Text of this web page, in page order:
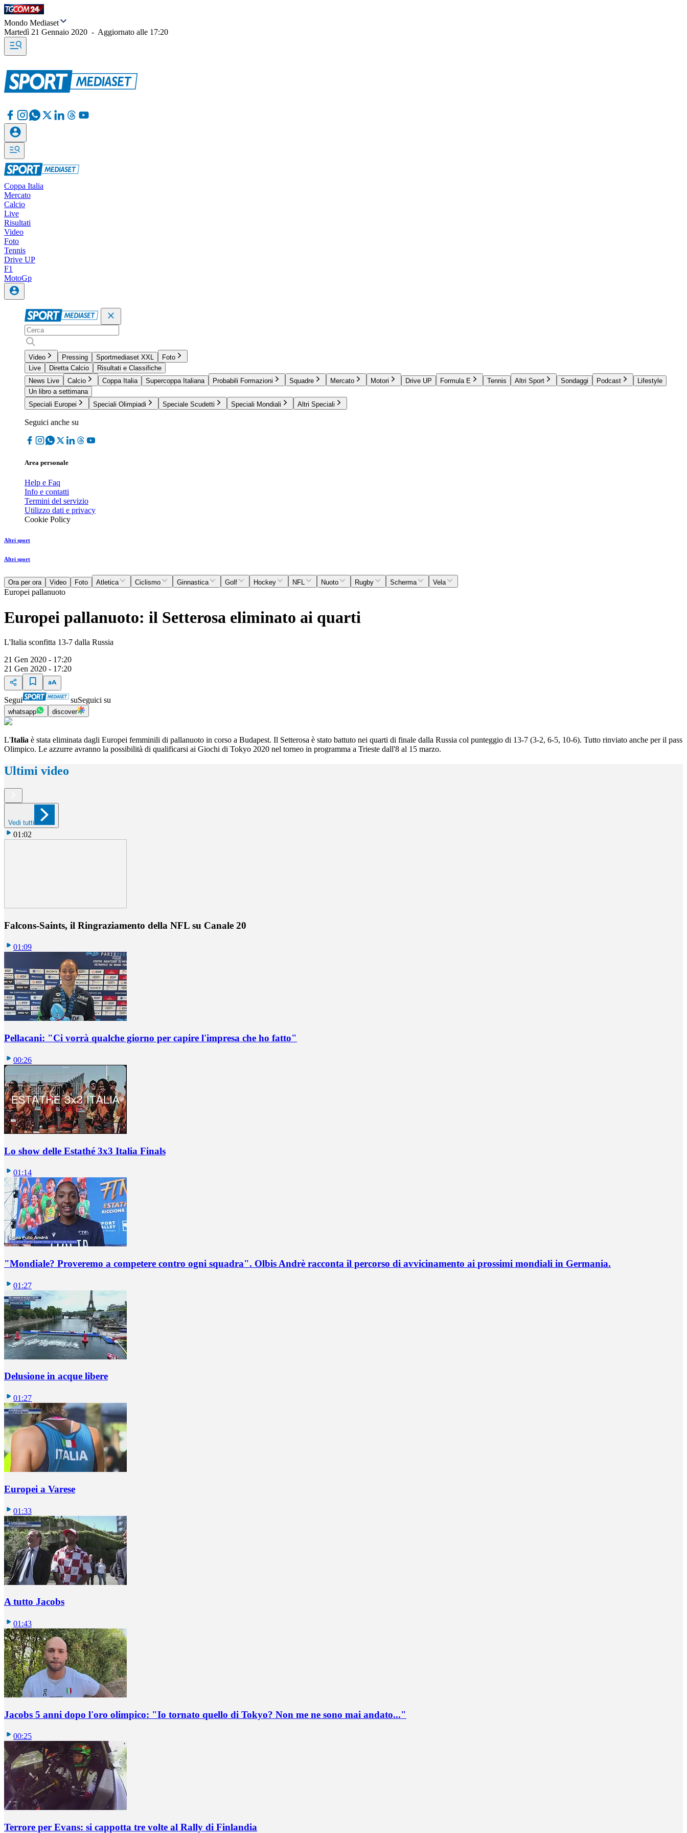
Mondo Mediaset
Martedì 21 Gennaio 2020 - Aggiornato alle 17:20
Coppa Italia
Mercato
Calcio
Live
Risultati
Video
Foto
Tennis
Drive UP
F1
MotoGp
Video Pressing Sportmediaset XXL
Foto
Live
Diretta Calcio
Risultati e Classifiche
News Live
Calcio Coppa Italia Supercoppa Italiana Probabili Formazioni Squadre Mercato Motori Drive UP Formula E Tennis Altri Sport Sondaggi Podcast
Lifestyle
Un libro a settimana
Speciali Europei
Speciali Olimpiadi Speciale Scudetti Speciali Mondiali Altri Speciali
Seguici anche su
Area personale
Help e Faq
Info e contatti
Termini del servizio
Utilizzo dati e privacy
Cookie Policy
Altri sport
Altri sport
Ora per ora Video Foto Atletica Ciclismo Ginnastica Golf Hockey NFL Nuoto Rugby Scherma Vela
Europei pallanuoto
Europei pallanuoto: il Setterosa eliminato ai quarti
L'Italia sconfitta 13-7 dalla Russia
21 Gen 2020 - 17:20
21 Gen 2020 - 17:20
Segui suSeguici su
whatsapp discover
L'Italia è stata eliminata dagli Europei femminili di pallanuoto in corso a Budapest. Il Setterosa è stato battuto nei quarti di finale dalla Russia col punteggio di 13-7 (3-2, 6-5, 10-6). Tutto rinviato anche per il pass
Olimpico. Le azzurre avranno la possibilità di qualificarsi ai Giochi di Tokyo 2020 nel torneo in programma a Trieste dall'8 al 15 marzo.
Ultimi video
Vedi tutti
01:02
Falcons-Saints, il Ringraziamento della NFL su Canale 20
01:09
Pellacani: "Ci vorrà qualche giorno per capire l'impresa che ho fatto"
00:26
Lo show delle Estathé 3x3 Italia Finals
01:14
"Mondiale? Proveremo a competere contro ogni squadra". Olbis Andrè racconta il percorso di avvicinamento ai prossimi mondiali in Germania.
01:27
Delusione in acque libere
01:27
Europei a Varese
01:33
A tutto Jacobs
01:43
Jacobs 5 anni dopo l'oro olimpico: "Io tornato quello di Tokyo? Non me ne sono mai andato..."
00:25
Terrore per Evans: si cappotta tre volte al Rally di Finlandia